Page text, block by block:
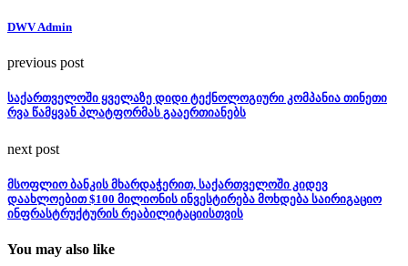
DWV Admin
previous post
საქართველოში ყველაზე დიდი ტექნოლოგიური კომპანია თინეთი
რვა წამყვან პლატფორმას გააერთიანებს
next post
მსოფლიო ბანკის მხარდაჭერით, საქართველოში კიდევ
დაახლოებით $100 მილიონის ინვესტირება მოხდება საირიგაციო
ინფრასტრუქტურის რეაბილიტაციისთვის
You may also like